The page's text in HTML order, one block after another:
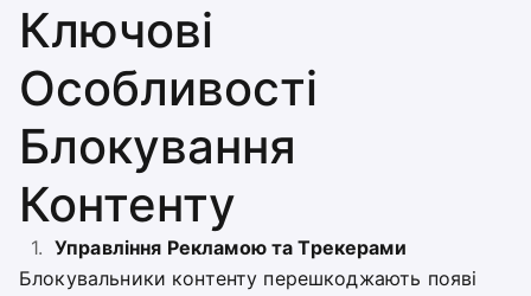
Ключові
Особливості
Блокування
Контенту
Управління Рекламою та Трекерами
Блокувальники контенту перешкоджають появі